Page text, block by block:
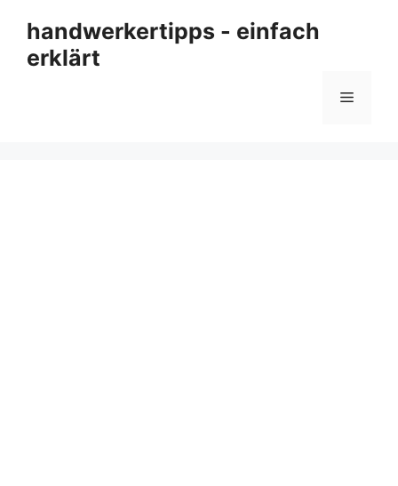
Inhalt
springen
handwerkertipps - einfach
erklärt
Menü